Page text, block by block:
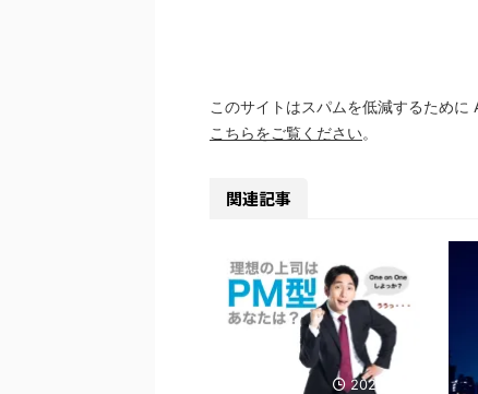
このサイトはスパムを低減するために
こちらをご覧ください。
関連記事
2020/9/10